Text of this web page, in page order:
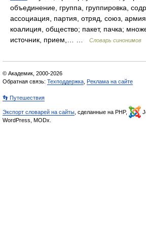
объединение, группа, группировка,
ассоциация, партия, отряд, союз,
коалиция, общество; пакет, пачка;
источник, прием,… …
Словарь синонимов
© Академик, 2000-2026
Обратная связь: Техподдержка Реклама на сайте
👣 Путешествия
Экспорт словарей на сайты , сделанные на PHP,
WordPress, MODx.